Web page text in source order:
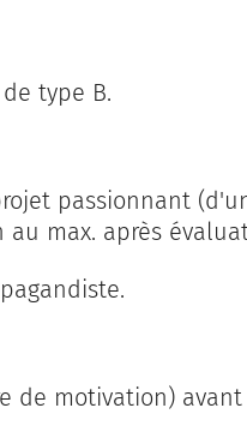
type B.
passionnant
max. après
de motivation)